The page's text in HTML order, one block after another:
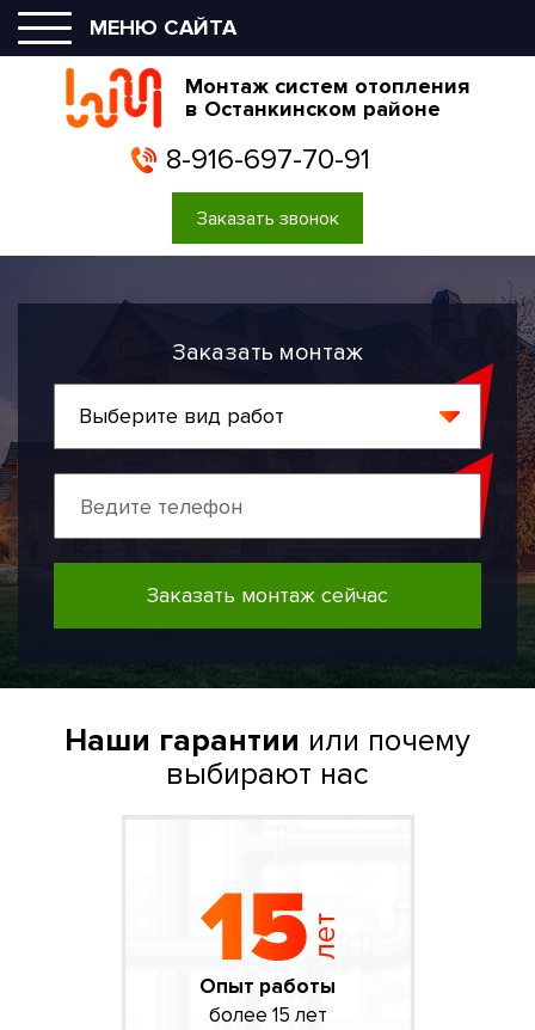
МЕНЮ САЙТА
Монтаж систем отопления
в Останкинском районе
8-916-697-70-91
Заказать звонок
Заказать монтаж
Заказать монтаж сейчас
Наши гарантии или почему
выбирают нас
Опыт работы
более 15 лет